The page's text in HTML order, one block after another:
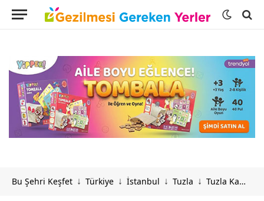
Bu Şehri Keşfet ↓ Türkiye ↓ İstanbul ↓ Tuzla ↓ Tuzla Kamil Abduş Lagün Parkı Nerede? | Kahvaltı Fiyatı 2026